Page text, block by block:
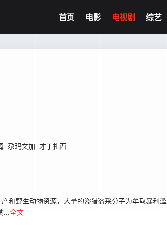
首页 电影 电视剧 综艺
尕玛文加 才丁扎西
和野生动物资源，大量的盗猎盗采分子为牟取暴利滥
...全文